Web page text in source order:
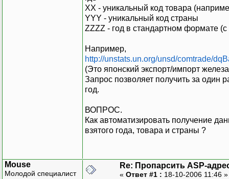
XX - уникальный код товара
YYY - уникальный код страны
ZZZZ - год в стандартном формате
Например,
http://unstats.un.org/unsd/comtrade/
(Это японский экспорт/импорт
Запрос позволяет получить за
год.
ВОПРОС.
Как автоматизировать получение
взятого года, товара и страны ?
Mouse
Молодой специалист
Re: Пропарсить ASP-
« Ответ #1 : 18-10-2006 11:46